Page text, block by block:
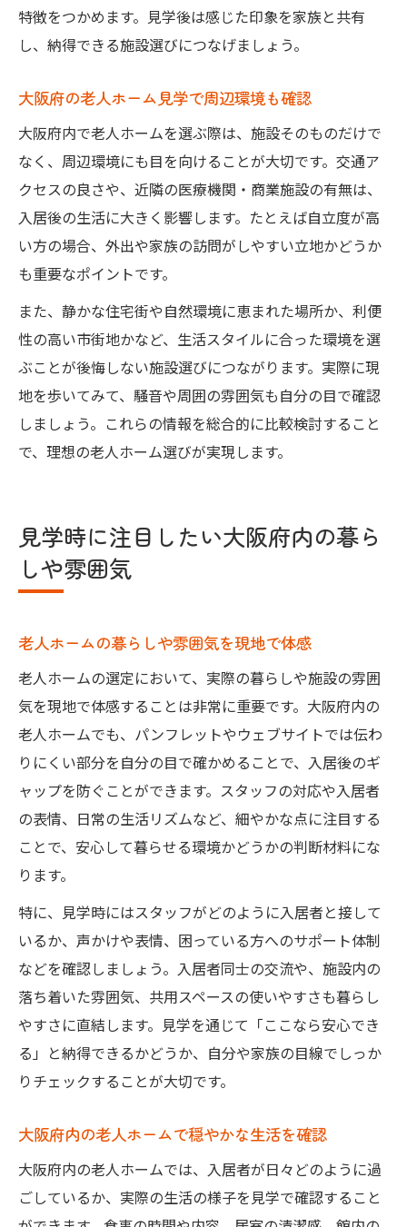
特徴をつかめます。見学後は感じた印象を家族と共有
し、納得できる施設選びにつなげましょう。
大阪府の老人ホーム見学で周辺環境も確認
大阪府内で老人ホームを選ぶ際は、施設そのものだけで
なく、周辺環境にも目を向けることが大切です。交通ア
クセスの良さや、近隣の医療機関・商業施設の有無は、
入居後の生活に大きく影響します。たとえば自立度が高
い方の場合、外出や家族の訪問がしやすい立地かどうか
も重要なポイントです。
また、静かな住宅街や自然環境に恵まれた場所か、利便
性の高い市街地かなど、生活スタイルに合った環境を選
ぶことが後悔しない施設選びにつながります。実際に現
地を歩いてみて、騒音や周囲の雰囲気も自分の目で確認
しましょう。これらの情報を総合的に比較検討すること
で、理想の老人ホーム選びが実現します。
見学時に注目したい大阪府内の暮ら
しや雰囲気
老人ホームの暮らしや雰囲気を現地で体感
老人ホームの選定において、実際の暮らしや施設の雰囲
気を現地で体感することは非常に重要です。大阪府内の
老人ホームでも、パンフレットやウェブサイトでは伝わ
りにくい部分を自分の目で確かめることで、入居後のギ
ャップを防ぐことができます。スタッフの対応や入居者
の表情、日常の生活リズムなど、細やかな点に注目する
ことで、安心して暮らせる環境かどうかの判断材料にな
ります。
特に、見学時にはスタッフがどのように入居者と接して
いるか、声かけや表情、困っている方へのサポート体制
などを確認しましょう。入居者同士の交流や、施設内の
落ち着いた雰囲気、共用スペースの使いやすさも暮らし
やすさに直結します。見学を通じて「ここなら安心でき
る」と納得できるかどうか、自分や家族の目線でしっか
りチェックすることが大切です。
大阪府内の老人ホームで穏やかな生活を確認
大阪府内の老人ホームでは、入居者が日々どのように過
ごしているか、実際の生活の様子を見学で確認すること